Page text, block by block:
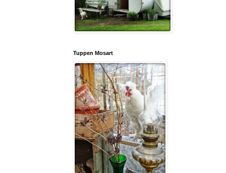
Tuppen Mosart